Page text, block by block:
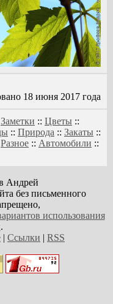
18 июня 2017 года
Заметки :: Цветы ::
:: Природа :: Закаты ::
Разное :: Автомобили ::
Андрей
без письменного
использования
.
| Ссылки | RSS